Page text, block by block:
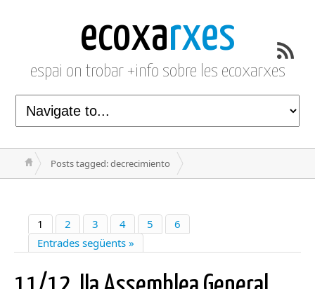
ecoxarxes
espai on trobar +info sobre les ecoxarxes
Posts tagged: decrecimiento
1 2 3 4 5
6
Entrades següents »